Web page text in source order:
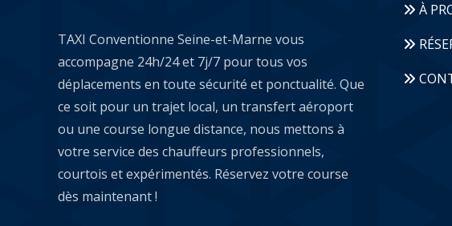
TAXI Conventionne Seine-et-Marne vous
accompagne 24h/24 et 7j/7 pour tous vos
déplacements en toute sécurité et ponctualité. Que
ce soit pour un trajet local, un transfert aéroport
ou une course longue distance, nous mettons à
votre service des chauffeurs professionnels,
courtois et expérimentés. Réservez votre course
dès maintenant !
À